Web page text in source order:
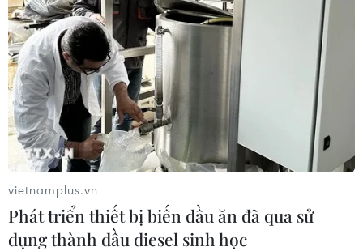
Lào Cai Trung Quốc
Theo dõi VietnamPlus
TIN LIÊN QUAN
vietnamplus.vn
Phát triển thiết bị biến dầu ăn đã qua sử
dụng thành dầu diesel sinh học